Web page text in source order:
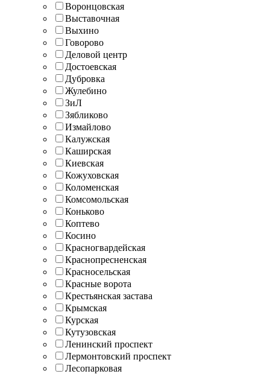
Воронцовская
Выставочная
Выхино
Говорово
Деловой центр
Достоевская
Дубровка
Жулебино
ЗиЛ
Зябликово
Измайлово
Калужская
Каширская
Киевская
Кожуховская
Коломенская
Комсомольская
Коньково
Коптево
Косино
Красногвардейская
Краснопресненская
Красносельская
Красные ворота
Крестьянская застава
Крымская
Курская
Кутузовская
Ленинский проспект
Лермонтовский проспект
Лесопарковая